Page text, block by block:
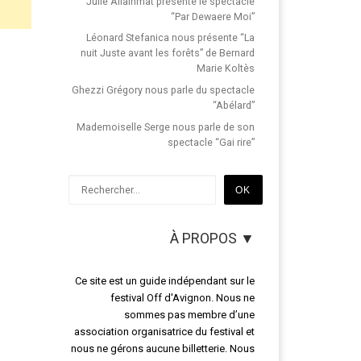
“Par Dewaere Moi”
Léonard Stefanica nous présente “La
nuit Juste avant les forêts” de Bernard
Marie Koltès
Ghezzi Grégory nous parle du spectacle
“Abélard”
Mademoiselle Serge nous parle de son
spectacle “Gai rire”
OK
À PROPOS ▼
Ce site est un guide indépendant sur le
festival Off d'Avignon. Nous ne
sommes pas membre d’une
association organisatrice du festival et
nous ne gérons aucune billetterie. Nous